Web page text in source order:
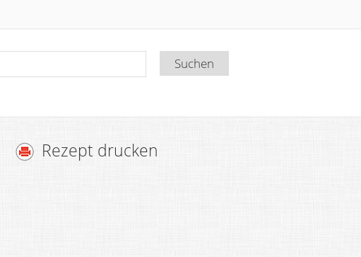
Rezept drucken